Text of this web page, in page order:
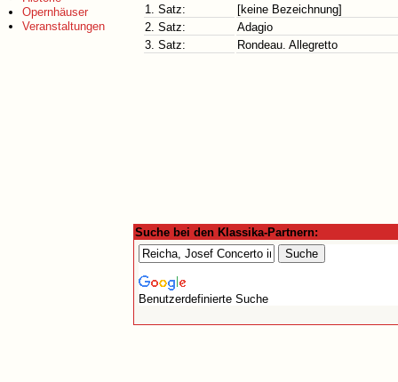
Opernhäuser
Veranstaltungen
1. Satz:
[keine Bezeichnung]
2. Satz:
Adagio
3. Satz:
Rondeau. Allegretto
Suche bei den Klassika-Partnern:
Benutzerdefinierte Suche